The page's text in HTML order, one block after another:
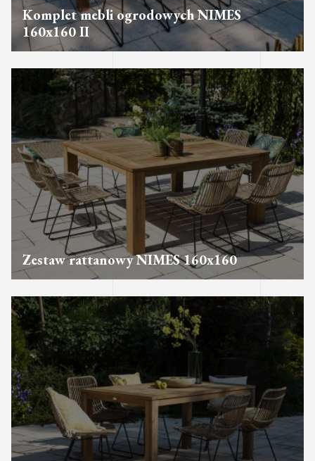
Komplet mebli ogrodowych NIMES
160x160 II
Zestaw rattanowy NIMES 160x160